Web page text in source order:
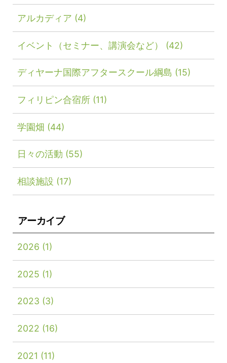
アルカディア (4)
イベント（セミナー、講演会など） (42)
ディヤーナ国際アフタースクール綱島 (15)
フィリピン合宿所 (11)
学園畑 (44)
日々の活動 (55)
相談施設 (17)
アーカイブ
2026 (1)
2025 (1)
2023 (3)
2022 (16)
2021 (11)